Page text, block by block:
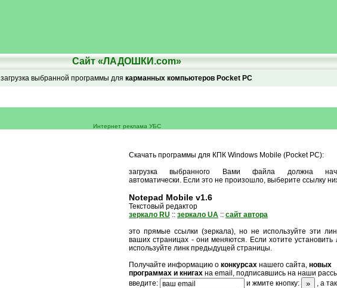
Сайт «ЛАДОШКИ.com»
загрузка выбранной программы для карманных компьютеров Pocket PC
Интернет реклама УБС
Скачать программы для КПК Windows Mobile (Pocket PC):
загрузка выбранного Вами файла должна
автоматически. Если это не произошло, выберите ссылку
Notepad Mobile v1.6
Текстовый редактор
зеркало RU :: зеркало UA :: сайт автора
это прямые ссылки (зеркала), но не используйте эти
ваших страницах - они меняются. Если хотите установить
используйте линк предыдущей страницы.
Получайте информацию о конкурсах нашего сайта, новых
программах и книгах на email, подписавшись на наши
введите:
и жмите кнопку:
, а